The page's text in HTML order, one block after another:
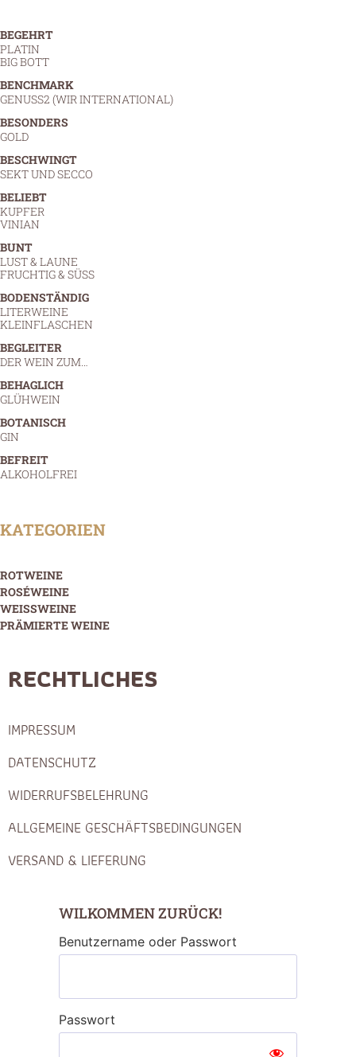
BEGEHRT
PLATIN
BIG BOTT
BENCHMARK
GENUSS2 (WIR INTERNATIONAL)
BESONDERS
GOLD
BESCHWINGT
SEKT UND SECCO
BELIEBT
KUPFER
VINIAN
BUNT
LUST & LAUNE
FRUCHTIG & SÜSS
BODENSTÄNDIG
LITERWEINE
KLEINFLASCHEN
BEGLEITER
DER WEIN ZUM…
BEHAGLICH
GLÜHWEIN
BOTANISCH
GIN
BEFREIT
ALKOHOLFREI
KATEGORIEN
ROTWEINE
ROSÉWEINE
WEISSWEINE
PRÄMIERTE WEINE
RECHTLICHES
IMPRESSUM
DATENSCHUTZ
WIDERRUFSBELEHRUNG
ALLGEMEINE GESCHÄFTSBEDINGUNGEN
VERSAND & LIEFERUNG
WILKOMMEN ZURÜCK!
Benutzername oder Passwort
Passwort